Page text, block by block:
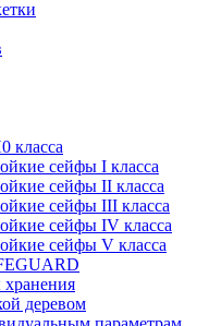
класса
сейфы I класса
сейфы II класса
сейфы III класса
сейфы IV класса
сейфы V класса
деревом